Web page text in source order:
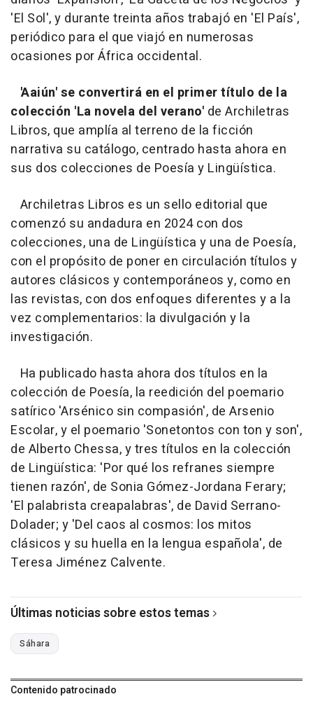
'El Sol', y durante treinta años trabajó en 'El País',
periódico para el que viajó en numerosas
ocasiones por África occidental.
'Aaiún' se convertirá en el primer título de la
colección 'La novela del verano' de Archiletras
Libros, que amplía al terreno de la ficción
narrativa su catálogo, centrado hasta ahora en
sus dos colecciones de Poesía y Lingüística.
Archiletras Libros es un sello editorial que
comenzó su andadura en 2024 con dos
colecciones, una de Lingüística y una de Poesía,
con el propósito de poner en circulación títulos y
autores clásicos y contemporáneos y, como en
las revistas, con dos enfoques diferentes y a la
vez complementarios: la divulgación y la
investigación.
Ha publicado hasta ahora dos títulos en la
colección de Poesía, la reedición del poemario
satírico 'Arsénico sin compasión', de Arsenio
Escolar, y el poemario 'Sonetontos con ton y son',
de Alberto Chessa, y tres títulos en la colección
de Lingüística: 'Por qué los refranes siempre
tienen razón', de Sonia Gómez-Jordana Ferary;
'El palabrista creapalabras', de David Serrano-
Dolader; y 'Del caos al cosmos: los mitos
clásicos y su huella en la lengua española', de
Teresa Jiménez Calvente.
Últimas noticias sobre estos temas
Sáhara
Contenido patrocinado